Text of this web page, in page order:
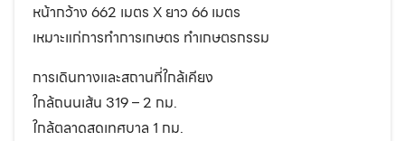
หน้ากว้าง 662 เมตร X ยาว 66 เมตร
เหมาะแก่การทำการเกษตร ทำเกษตรกรรม
การเดินทางและสถานที่ใกล้เคียง
ใกล้ถนนเส้น 319 – 2 กม.
ใกล้ตลาดสดเทศบาล 1 กม.